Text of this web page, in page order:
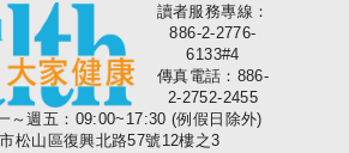
大家健康
讀者服務專線：
886-2-2776-
6133#4
傳真電話：886-
2-2752-2455
～週五：09:00~17:30 (例假日除外)
松山區復興北路57號12樓之3